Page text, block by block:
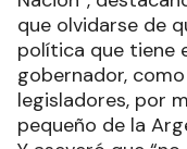
que olvidarse de
política que tiene
gobernador,
legisladores, por
pequeño de la